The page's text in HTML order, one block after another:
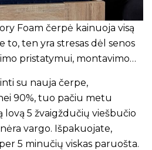
Foam čerpė kainuoja visą
to, ten yra stresas dėl senos
pristatymui, montavimo…
su nauja čerpe,
90%, tuo pačiu metu
lovą 5 žvaigždučių viešbučio
vargo. Išpakuojate,
5 minučių viskas paruošta.